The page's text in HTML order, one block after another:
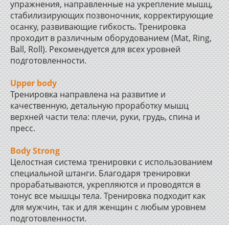
упражнения, направленные на укрепление мышц,
стабилизирующих позвоночник, корректирующие
осанку, развивающие гибкость. Тренировка
проходит в различным оборудованием (Mat, Ring,
Ball, Roll). Рекомендуется для всех уровней
подготовленности.
Upper body
Тренировка направлена на развитие и
качественную, детальную проработку мышц
верхней части тела: плечи, руки, грудь, спина и
пресс.
Body Strong
Целостная система тренировки с использованием
специальной штанги. Благодаря тренировки
прорабатываются, укрепляются и проводятся в
тонус все мышцы тела. Тренировка подходит как
для мужчин, так и для женщин с любым уровнем
подготовленности.